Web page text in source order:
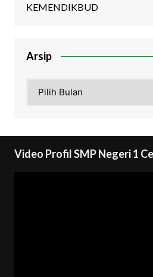
KEMENDIKBUD
Arsip
Video Profil SMP Negeri 1